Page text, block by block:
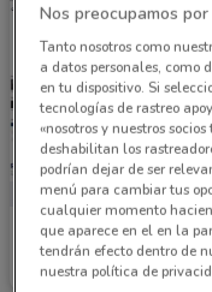
Hyundai
Caduca el 31/12
Nos preocupamos
Tanto nosotros como
a datos personales, como
en tu dispositivo. Si
tecnologías de rastreo
«nosotros y nuestros
deshabilitan los
podrían dejar de ser
menú para cambiar tus
cualquier momento
que aparece en el en la
tendrán efecto dentro de
nuestra política de